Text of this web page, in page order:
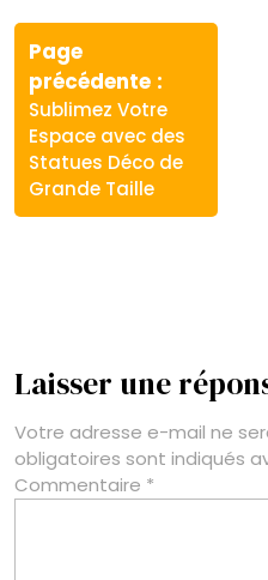
Navigation
de
l’article
Page
précédente
:
Sublimez Votre
Espace avec des
Statues Déco de
Grande Taille
Laisser une
Votre adresse e-mail ne
obligatoires sont indiqués
Commentaire *